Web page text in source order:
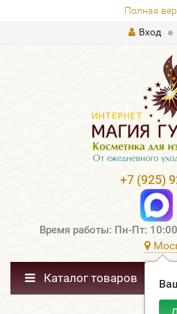
Полная
Вход
+7 (925)
Время работы: Пн-Пт:
Каталог товаров